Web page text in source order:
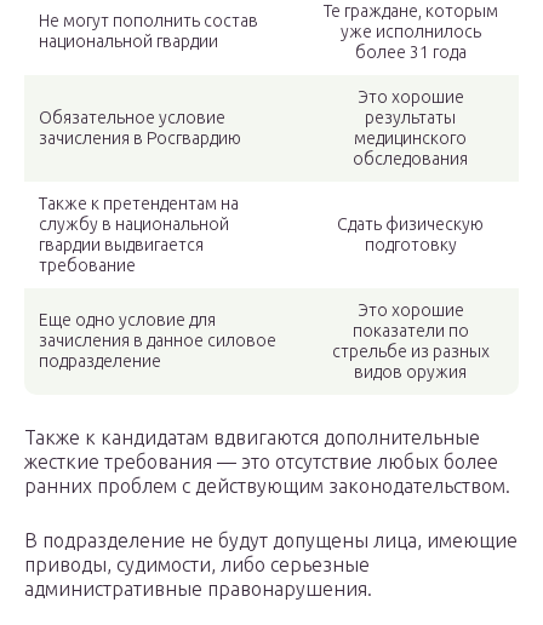
Не могут пополнить состав
национальной гвардии
Те граждане, которым
уже исполнилось
более 31 года
Обязательное условие
зачисления в Росгвардию
Это хорошие
результаты
медицинского
обследования
Также к претендентам на
службу в национальной
гвардии выдвигается
требование
Сдать физическую
подготовку
Еще одно условие для
зачисления в данное силовое
подразделение
Это хорошие
показатели по
стрельбе из разных
видов оружия
Также к кандидатам вдвигаются дополнительные
жесткие требования — это отсутствие любых более
ранних проблем с действующим законодательством.
В подразделение не будут допущены лица, имеющие
приводы, судимости, либо серьезные
административные правонарушения.